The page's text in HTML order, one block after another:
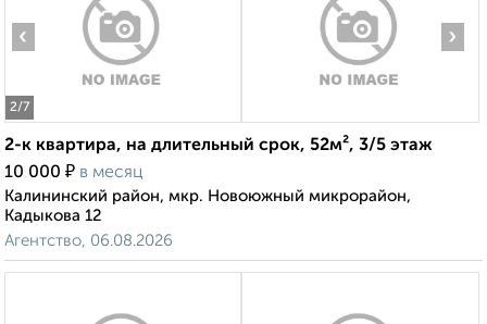
2/7
‹ ›
2-к квартира, на длительный срок, 52м², 3/5 этаж
10 000 ₽ в месяц
Калининский район, мкр. Новоюжный микрорайон,
Кадыкова 12
Агентство, 06.08.2026